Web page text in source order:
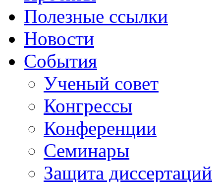
Полезные ссылки
Новости
События
Ученый совет
Конгрессы
Конференции
Семинары
Защита диссертаций